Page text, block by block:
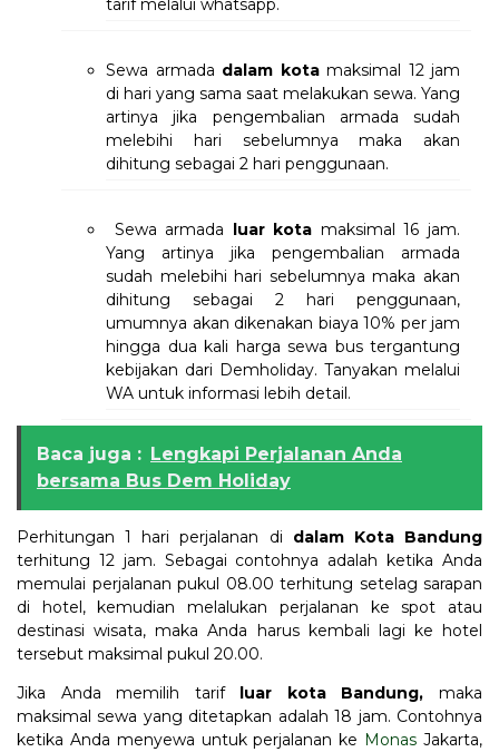
tarif melalui whatsapp.
Sewa armada dalam kotamaksimal 12 jam
di hari yang sama saat melakukan sewa. Yang
artinya jika pengembalian armada sudah
melebihi hari sebelumnya maka akan
dihitung sebagai 2 hari penggunaan.
Sewa armada luar kota maksimal 16 jam.
Yang artinya jika pengembalian armada
sudah melebihi hari sebelumnya maka akan
dihitung sebagai 2 hari penggunaan,
umumnya akan dikenakan biaya 10% per jam
hingga dua kali harga sewa bus tergantung
kebijakan dari Demholiday. Tanyakan melalui
WA untuk informasi lebih detail.
Baca juga : Lengkapi Perjalanan Anda
bersama Bus Dem Holiday
Perhitungan 1 hari perjalanan di dalam Kota Bandung
terhitung 12 jam. Sebagai contohnya adalah ketika Anda
memulai perjalanan pukul 08.00 terhitung setelag sarapan
di hotel, kemudian melalukan perjalanan ke spot atau
destinasi wisata, maka Anda harus kembali lagi ke hotel
tersebut maksimal pukul 20.00.
Jika Anda memilih tarif
luar kota Bandung,maka
maksimal sewa yang ditetapkan adalah 18 jam. Contohnya
ketika Anda menyewa untuk perjalanan ke Monas Jakarta,